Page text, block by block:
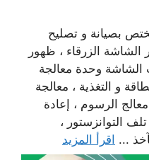
بصيانة و تصليح
الزرقاء ، ظهور
الشاشة وحدة معالجة
و التغذية ، معالجة
الرسوم ، إعادة
التوانزستور ،
... اقرأ المزيد